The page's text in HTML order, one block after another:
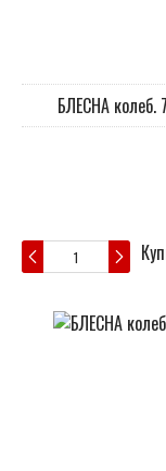
БЛЕСНА колеб.